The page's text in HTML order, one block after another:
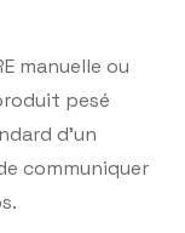
manuelle ou
pesé
d’un
communiquer